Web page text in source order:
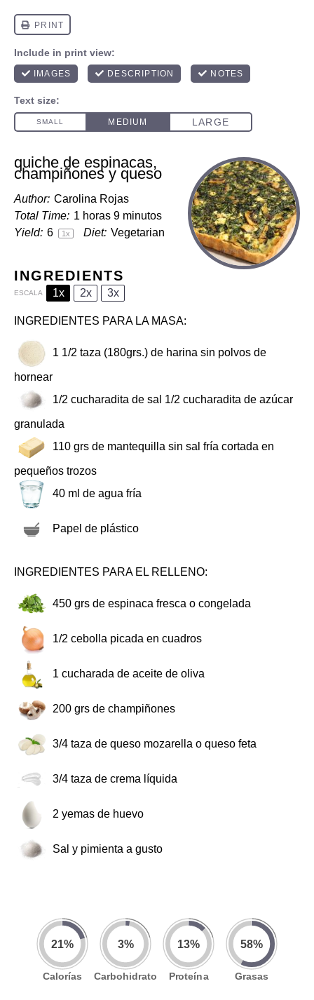
quiche de espinacas,
champiñones y queso
Author: Carolina Rojas
Total Time: 1 horas 9 minutos
Yield: 6 1x Diet: Vegetarian
INGREDIENTS
ESCALA 1x 2x 3x
INGREDIENTES PARA LA MASA:
1 1/2 taza (180grs.) de harina sin polvos de
hornear
1/2 cucharadita de sal 1/2 cucharadita de azúcar
granulada
110 grs de mantequilla sin sal fría cortada en
pequeños trozos
40 ml de agua fría
Papel de plástico
INGREDIENTES PARA EL RELLENO:
450 grs de espinaca fresca o congelada
1/2 cebolla picada en cuadros
1 cucharada de aceite de oliva
200 grs de champiñones
3/4 taza de queso mozarella o queso feta
3/4 taza de crema líquida
2 yemas de huevo
Sal y pimienta a gusto
21%
Calorías
3%
Carbohidrato
13%
Proteína
58%
Grasas